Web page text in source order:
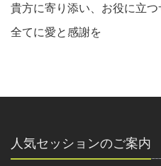
貴方に寄り添い、お役に立
全てに愛と感謝を
人気セッションのご案内